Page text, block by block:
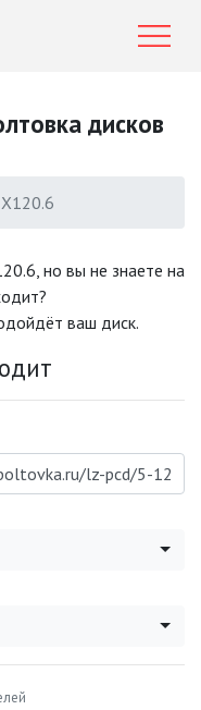
дисков
но вы не знаете на
ваш диск.